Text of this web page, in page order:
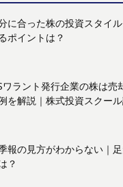
に合った株の投資スタイ
ポイントは？
ワラント発行企業の株は売
を解説｜株式投資スクー
報の見方がわからない｜
？